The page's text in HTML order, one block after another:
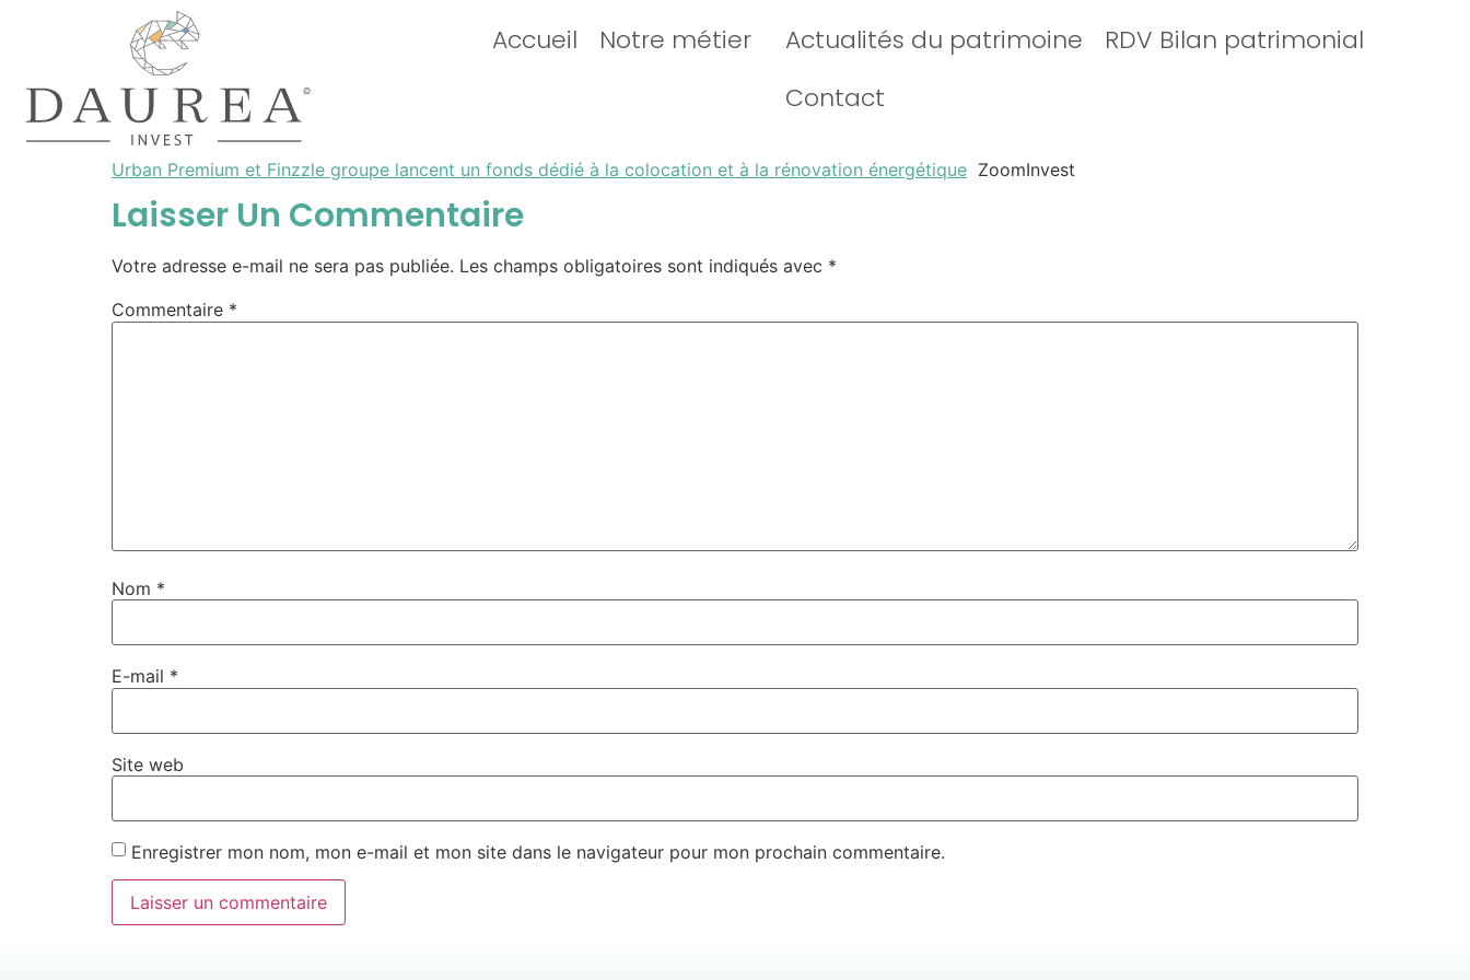
Accueil Notre métier Actualités du patrimoine
RDV Bilan patrimonial
Contact
Urban Premium et Finzzle groupe lancent un fonds dédié à la colocation et à la rénovation énergétique ZoomInvest
Laisser Un Commentaire
Votre adresse e-mail ne sera pas publiée. Les champs obligatoires sont indiqués avec *
Commentaire *
Nom *
E-mail *
Site web
Enregistrer mon nom, mon e-mail et mon site dans le navigateur pour mon prochain commentaire.